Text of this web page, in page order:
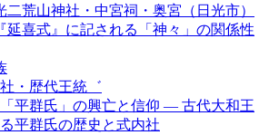
二荒山神社・中宮祠・奥宮（日光市）
延喜式』に記される「神々」の関係性
社・歴代王統゛
平群氏」の興亡と信仰 ― 古代大和王
平群氏の歴史と式内社